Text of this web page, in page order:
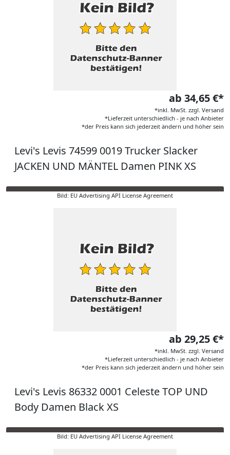
ab 34,65 €*
*inkl. MwSt. zzgl. Versand
*Lieferzeit unterschiedlich - je nach Anbieter
*der Preis kann sich jederzeit ändern und höher sein
Levi's Levis 74599 0019 Trucker Slacker
JACKEN UND MÄNTEL Damen PINK XS
Bild: EU Advertising API License Agreement
ab 29,25 €*
*inkl. MwSt. zzgl. Versand
*Lieferzeit unterschiedlich - je nach Anbieter
*der Preis kann sich jederzeit ändern und höher sein
Levi's Levis 86332 0001 Celeste TOP UND
Body Damen Black XS
Bild: EU Advertising API License Agreement